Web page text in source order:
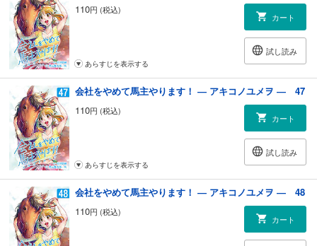
110円 (税込)
カート
試し読み
あらすじを表示する
会社をやめて馬主やります！ ― アキコノユメヲ ― 47
110円 (税込)
カート
試し読み
あらすじを表示する
会社をやめて馬主やります！ ― アキコノユメヲ ― 48
110円 (税込)
カート